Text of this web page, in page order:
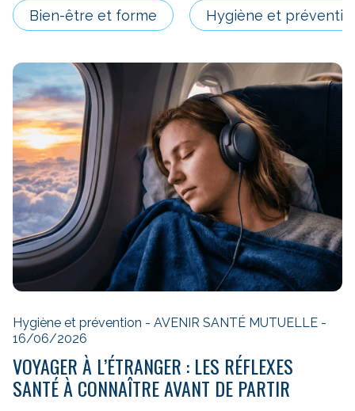
Bien-être et forme Hygiène et
Hygiène et prévention - AVENIR SANTÉ MUTUELLE -
16/06/2026
VOYAGER À L’ÉTRANGER : LES RÉFLEXES
SANTÉ À CONNAÎTRE AVANT DE PARTIR